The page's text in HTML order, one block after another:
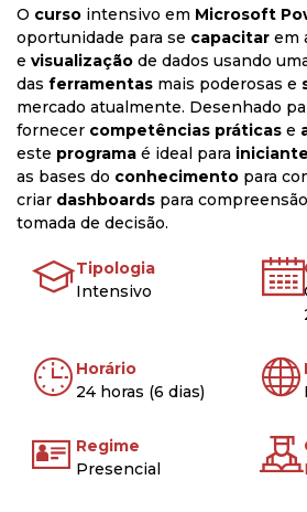
O curso intensivo em Microsoft
oportunidade para se capacitar em
e visualização de dados usando
das ferramentas mais poderosas e
mercado atualmente. Desenhado
fornecer competências práticas e
este programa é ideal para
as bases do conhecimento para
criar dashboards para
tomada de decisão.
Tipologia
Intensivo
Horário
24 horas (6 dias)
Regime
Presencial